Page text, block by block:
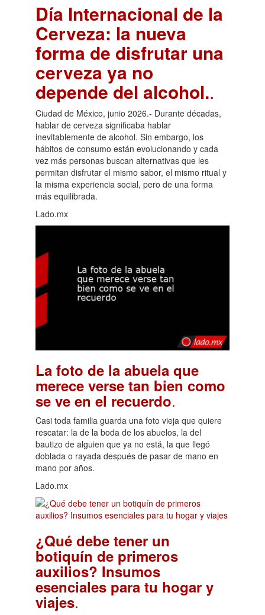
Día Internacional de la
Cerveza: la nueva
forma de disfrutar una
cerveza ya no
depende del alcohol..
Ciudad de México, junio 2026.- Durante décadas,
hablar de cerveza significaba hablar
inevitablemente de alcohol. Sin embargo, los
hábitos de consumo están evolucionando y cada
vez más personas buscan alternativas que les
permitan disfrutar el mismo sabor, el mismo ritual y
la misma experiencia social, pero de una forma
más equilibrada.
Lado.mx
La foto de la abuela que
merece verse tan bien como
se ve en el recuerdo.
Casi toda familia guarda una foto vieja que quiere
rescatar: la de la boda de los abuelos, la del
bautizo de alguien que ya no está, la que llegó
doblada o rayada después de pasar de mano en
mano por años.
Lado.mx
¿Qué debe tener un
botiquín de primeros
auxilios? Insumos
esenciales para tu hogar y
viajes.